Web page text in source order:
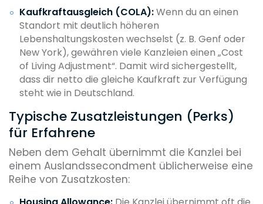
Kaufkraftausgleich (COLA):Wenn du an einen
Standort mit deutlich höheren
Lebenshaltungskosten wechselst (z. B. Genf oder
New York), gewähren viele Kanzleien einen „Cost
of Living Adjustment“. Damit wird sichergestellt,
dass dir netto die gleiche Kaufkraft zur Verfügung
steht wie in Deutschland.
Typische Zusatzleistungen (Perks)
für Erfahrene
Neben dem Gehalt übernimmt die Kanzlei bei
einem Auslandssecondment üblicherweise eine
Reihe von Zusatzkosten: